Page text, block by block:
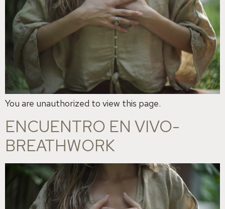
You are unauthorized to view this page.
ENCUENTRO EN VIVO-
BREATHWORK